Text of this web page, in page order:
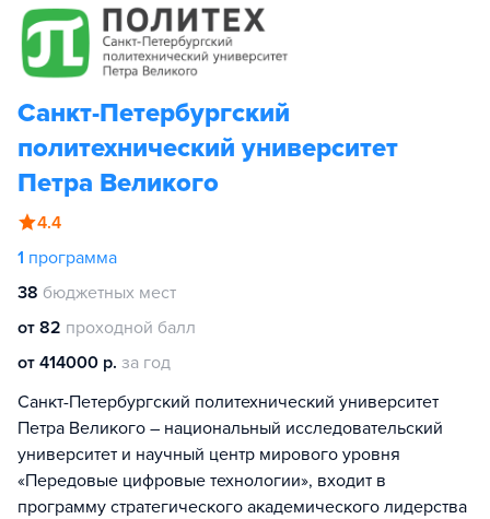
Санкт-Петербургский
политехнический университет
Петра Великого
4.4
1 программа
38 бюджетных мест
от 82 проходной балл
от 414000 р. за год
Санкт-Петербургский политехнический университет
Петра Великого – национальный исследовательский
университет и научный центр мирового уровня
«Передовые цифровые технологии», входит в
программу стратегического академического лидерства